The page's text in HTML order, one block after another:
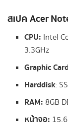
สเปคAcer
CPU: Intel
3.3GHz
Graphic
Harddisk:
RAM: 8GB
หน้าจอ: